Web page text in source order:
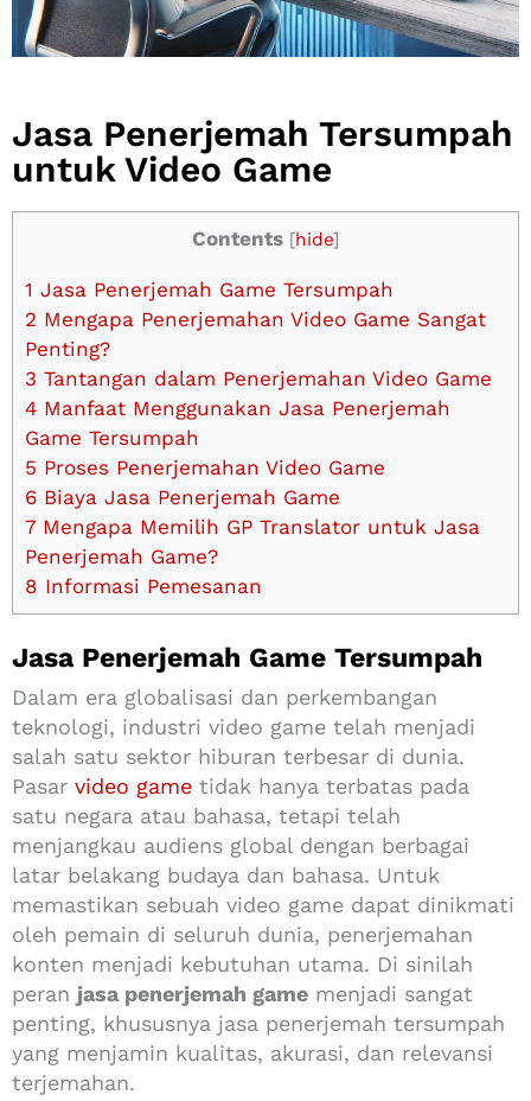
Jasa Penerjemah Tersumpah
untuk Video Game
Contents [hide]
1 Jasa Penerjemah Game Tersumpah
2 Mengapa Penerjemahan Video Game Sangat
Penting?
3 Tantangan dalam Penerjemahan Video Game
4 Manfaat Menggunakan Jasa Penerjemah
Game Tersumpah
5 Proses Penerjemahan Video Game
6 Biaya Jasa Penerjemah Game
7 Mengapa Memilih GP Translator untuk Jasa
Penerjemah Game?
8 Informasi Pemesanan
Jasa Penerjemah Game Tersumpah
Dalam era globalisasi dan perkembangan
teknologi, industri video game telah menjadi
salah satu sektor hiburan terbesar di dunia.
Pasar video game tidak hanya terbatas pada
satu negara atau bahasa, tetapi telah
menjangkau audiens global dengan berbagai
latar belakang budaya dan bahasa. Untuk
memastikan sebuah video game dapat dinikmati
oleh pemain di seluruh dunia, penerjemahan
konten menjadi kebutuhan utama. Di sinilah
peran jasa penerjemah game menjadi sangat
penting, khususnya jasa penerjemah tersumpah
yang menjamin kualitas, akurasi, dan relevansi
terjemahan.